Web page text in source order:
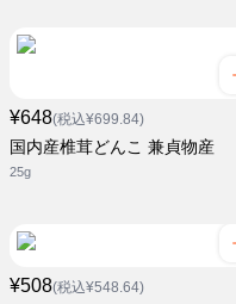
¥648(税込¥699.84)
国内産椎茸どんこ 兼貞物産
25g
¥508(税込¥548.64)